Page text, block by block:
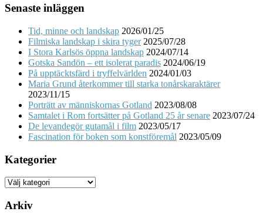
Senaste inläggen
Tid, minne och landskap 2026/01/25
Filmiska landskap i skira tyger 2025/07/28
I Stora Karlsös öppna landskap 2024/07/14
Gotska Sandön – ett isolerat paradis 2024/06/19
På upptäcktsfärd i tryffelvärlden 2024/01/03
Maria Grund återkommer till starka tonårskaraktärer
2023/11/15
Porträtt av människornas Gotland 2023/08/08
Samtalet i Rom fortsätter på Gotland 25 år senare 2023/07/24
De levandegör gutamål i film 2023/05/17
Fascination för boken som konstföremål 2023/05/09
Kategorier
Kategorier
Arkiv